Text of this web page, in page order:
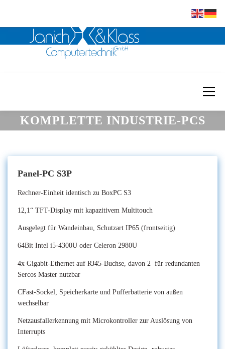
Menü
Janich & Klass Embedded Scanner
KOMPLETTE INDUSTRIE-PCS
Panel-PC S3P
Rechner-Einheit identisch zu BoxPC S3
12,1“ TFT-Display mit kapazitivem Multitouch
Ausgelegt für Wandeinbau, Schutzart IP65 (frontseitig)
64Bit Intel i5-4300U oder Celeron 2980U
4x Gigabit-Ethernet auf RJ45-Buchse, davon 2 für redundanten
Sercos Master nutzbar
CFast-Sockel, Speicherkarte und Pufferbatterie von außen
wechselbar
Netzausfallerkennung mit Microkontroller zur Auslösung von
Interrupts